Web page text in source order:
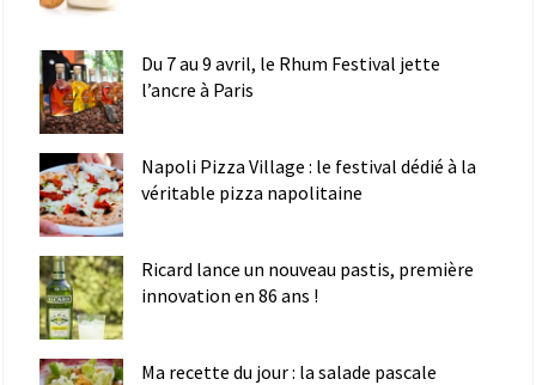
Du 7 au 9 avril, le Rhum Festival jette
l’ancre à Paris
Napoli Pizza Village : le festival dédié à la
véritable pizza napolitaine
Ricard lance un nouveau pastis, première
innovation en 86 ans !
Ma recette du jour : la salade pascale